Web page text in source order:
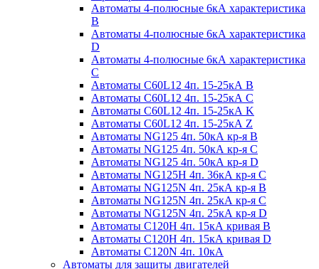
Автоматы 4-полюсные 6кА характеристика
B
Автоматы 4-полюсные 6кА характеристика
D
Автоматы 4-полюсные 6кА характеристика
С
Автоматы C60L12 4п. 15-25кА B
Автоматы C60L12 4п. 15-25кА C
Автоматы C60L12 4п. 15-25кА K
Автоматы C60L12 4п. 15-25кА Z
Автоматы NG125 4п. 50кА кр-я B
Автоматы NG125 4п. 50кА кр-я C
Автоматы NG125 4п. 50кА кр-я D
Автоматы NG125H 4п. 36кА кр-я C
Автоматы NG125N 4п. 25кА кр-я B
Автоматы NG125N 4п. 25кА кр-я C
Автоматы NG125N 4п. 25кА кр-я D
Автоматы С120H 4п. 15кА кривая B
Автоматы С120H 4п. 15кА кривая D
Автоматы С120N 4п. 10кА
Автоматы для защиты двигателей